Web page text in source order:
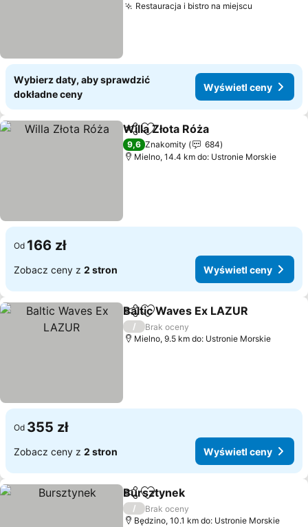
Restauracja i bistro na miejscu
Wybierz daty, aby sprawdzić
dokładne ceny
Wyświetl ceny
Udostępnij
Dodaj do ulubionych
Willa Złota Róża
9,6 Znakomity
684
Mielno, 14.4 km do: Ustronie Morskie
Od 166 zł
Zobacz ceny z 2 stron Wyświetl ceny
Udostępnij
Dodaj do ulubionych
Baltic Waves Ex LAZUR
/
Brak oceny
Mielno, 9.5 km do: Ustronie Morskie
Od 355 zł
Zobacz ceny z 2 stron Wyświetl ceny
Udostępnij
Dodaj do ulubionych
Bursztynek
/
Brak oceny
Będzino, 10.1 km do: Ustronie Morskie